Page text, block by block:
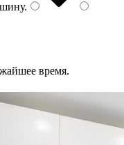
.
время.